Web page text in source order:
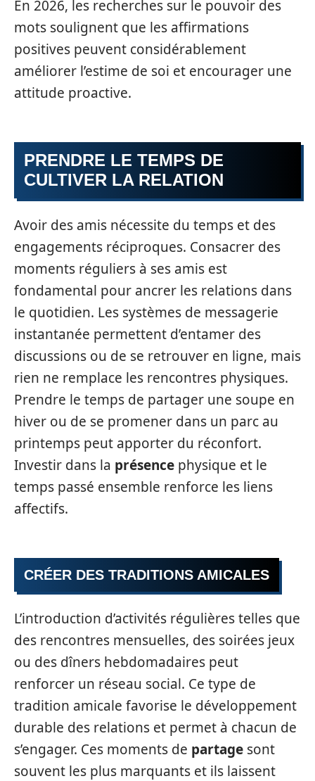
En 2026, les recherches sur le pouvoir des
mots soulignent que les affirmations
positives peuvent considérablement
améliorer l’estime de soi et encourager une
attitude proactive.
PRENDRE LE TEMPS DE
CULTIVER LA RELATION
Avoir des amis nécessite du temps et des
engagements réciproques. Consacrer des
moments réguliers à ses amis est
fondamental pour ancrer les relations dans
le quotidien. Les systèmes de messagerie
instantanée permettent d’entamer des
discussions ou de se retrouver en ligne, mais
rien ne remplace les rencontres physiques.
Prendre le temps de partager une soupe en
hiver ou de se promener dans un parc au
printemps peut apporter du réconfort.
Investir dans la présence physique et le
temps passé ensemble renforce les liens
affectifs.
CRÉER DES TRADITIONS AMICALES
L’introduction d’activités régulières telles que
des rencontres mensuelles, des soirées jeux
ou des dîners hebdomadaires peut
renforcer un réseau social. Ce type de
tradition amicale favorise le développement
durable des relations et permet à chacun de
s’engager. Ces moments de partage sont
souvent les plus marquants et ils laissent